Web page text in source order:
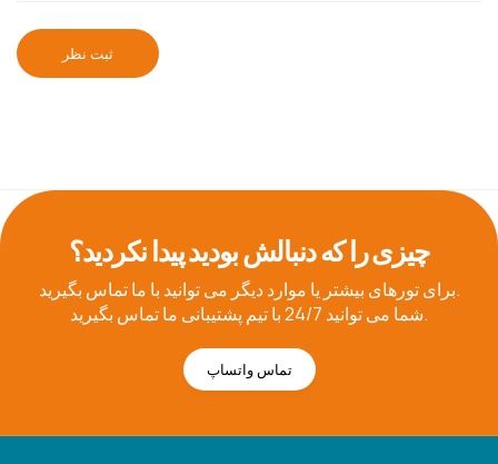
ثبت نظر
چیزی را که دنبالش بودید پیدا نکردید؟
برای تورهای بیشتر یا موارد دیگر می توانید با ما تماس بگیرید.
شما می توانید 24/7 با تیم پشتیبانی ما تماس بگیرید.
تماس واتساپ